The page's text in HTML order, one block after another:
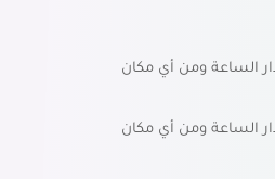
الساعة ومن أي مكان
الساعة ومن أي مكان